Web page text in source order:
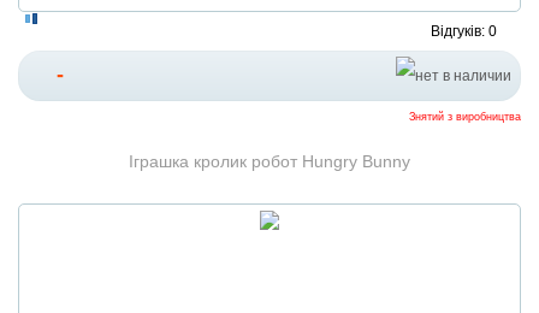
Відгуків: 0
-
Знятий з виробництва
Іграшка кролик робот Hungry Bunny